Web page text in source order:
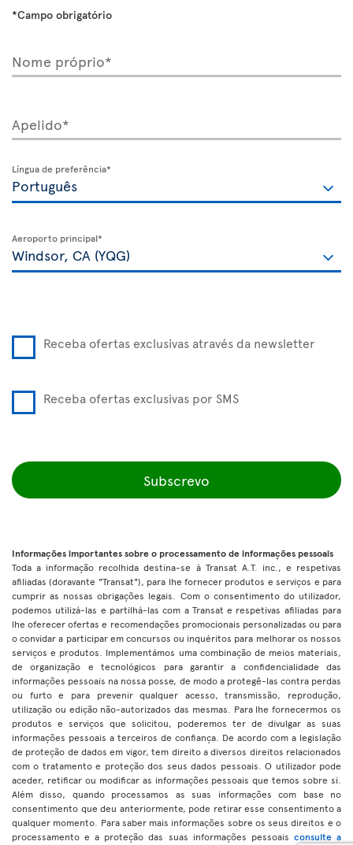
*Campo obrigatório
Nome próprio*
Apelido*
Língua de preferência*
Aeroporto principal*
Receba ofertas exclusivas através da newsletter
Receba ofertas exclusivas por SMS
Subscrevo
Informações importantes sobre o processamento de informações pessoais
Toda a informação recolhida destina-se à Transat A.T. inc., e respetivas
afiliadas (doravante "Transat"), para lhe fornecer produtos e serviços e para
cumprir as nossas obrigações legais. Com o consentimento do utilizador,
podemos utilizá-las e partilhá-las com a Transat e respetivas afiliadas para
lhe oferecer ofertas e recomendações promocionais personalizadas ou para
o convidar a participar em concursos ou inquéritos para melhorar os nossos
serviços e produtos. Implementámos uma combinação de meios materiais,
de organização e tecnológicos para garantir a confidencialidade das
informações pessoais na nossa posse, de modo a protegê-las contra perdas
ou furto e para prevenir qualquer acesso, transmissão, reprodução,
utilização ou edição não-autorizados das mesmas. Para lhe fornecermos os
produtos e serviços que solicitou, poderemos ter de divulgar as suas
informações pessoais a terceiros de confiança. De acordo com a legislação
de proteção de dados em vigor, tem direito a diversos direitos relacionados
com o tratamento e proteção dos seus dados pessoais. O utilizador pode
aceder, retificar ou modificar as informações pessoais que temos sobre si.
Além disso, quando processamos as suas informações com base no
consentimento que deu anteriormente, pode retirar esse consentimento a
qualquer momento. Para saber mais informações sobre os seus direitos e o
processamento e a proteção das suas informações pessoais consulte a